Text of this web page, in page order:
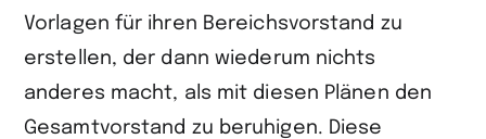
Vorlagen für ihren Bereichsvorstand zu
erstellen, der dann wiederum nichts
anderes macht, als mit diesen Plänen den
Gesamtvorstand zu beruhigen. Diese